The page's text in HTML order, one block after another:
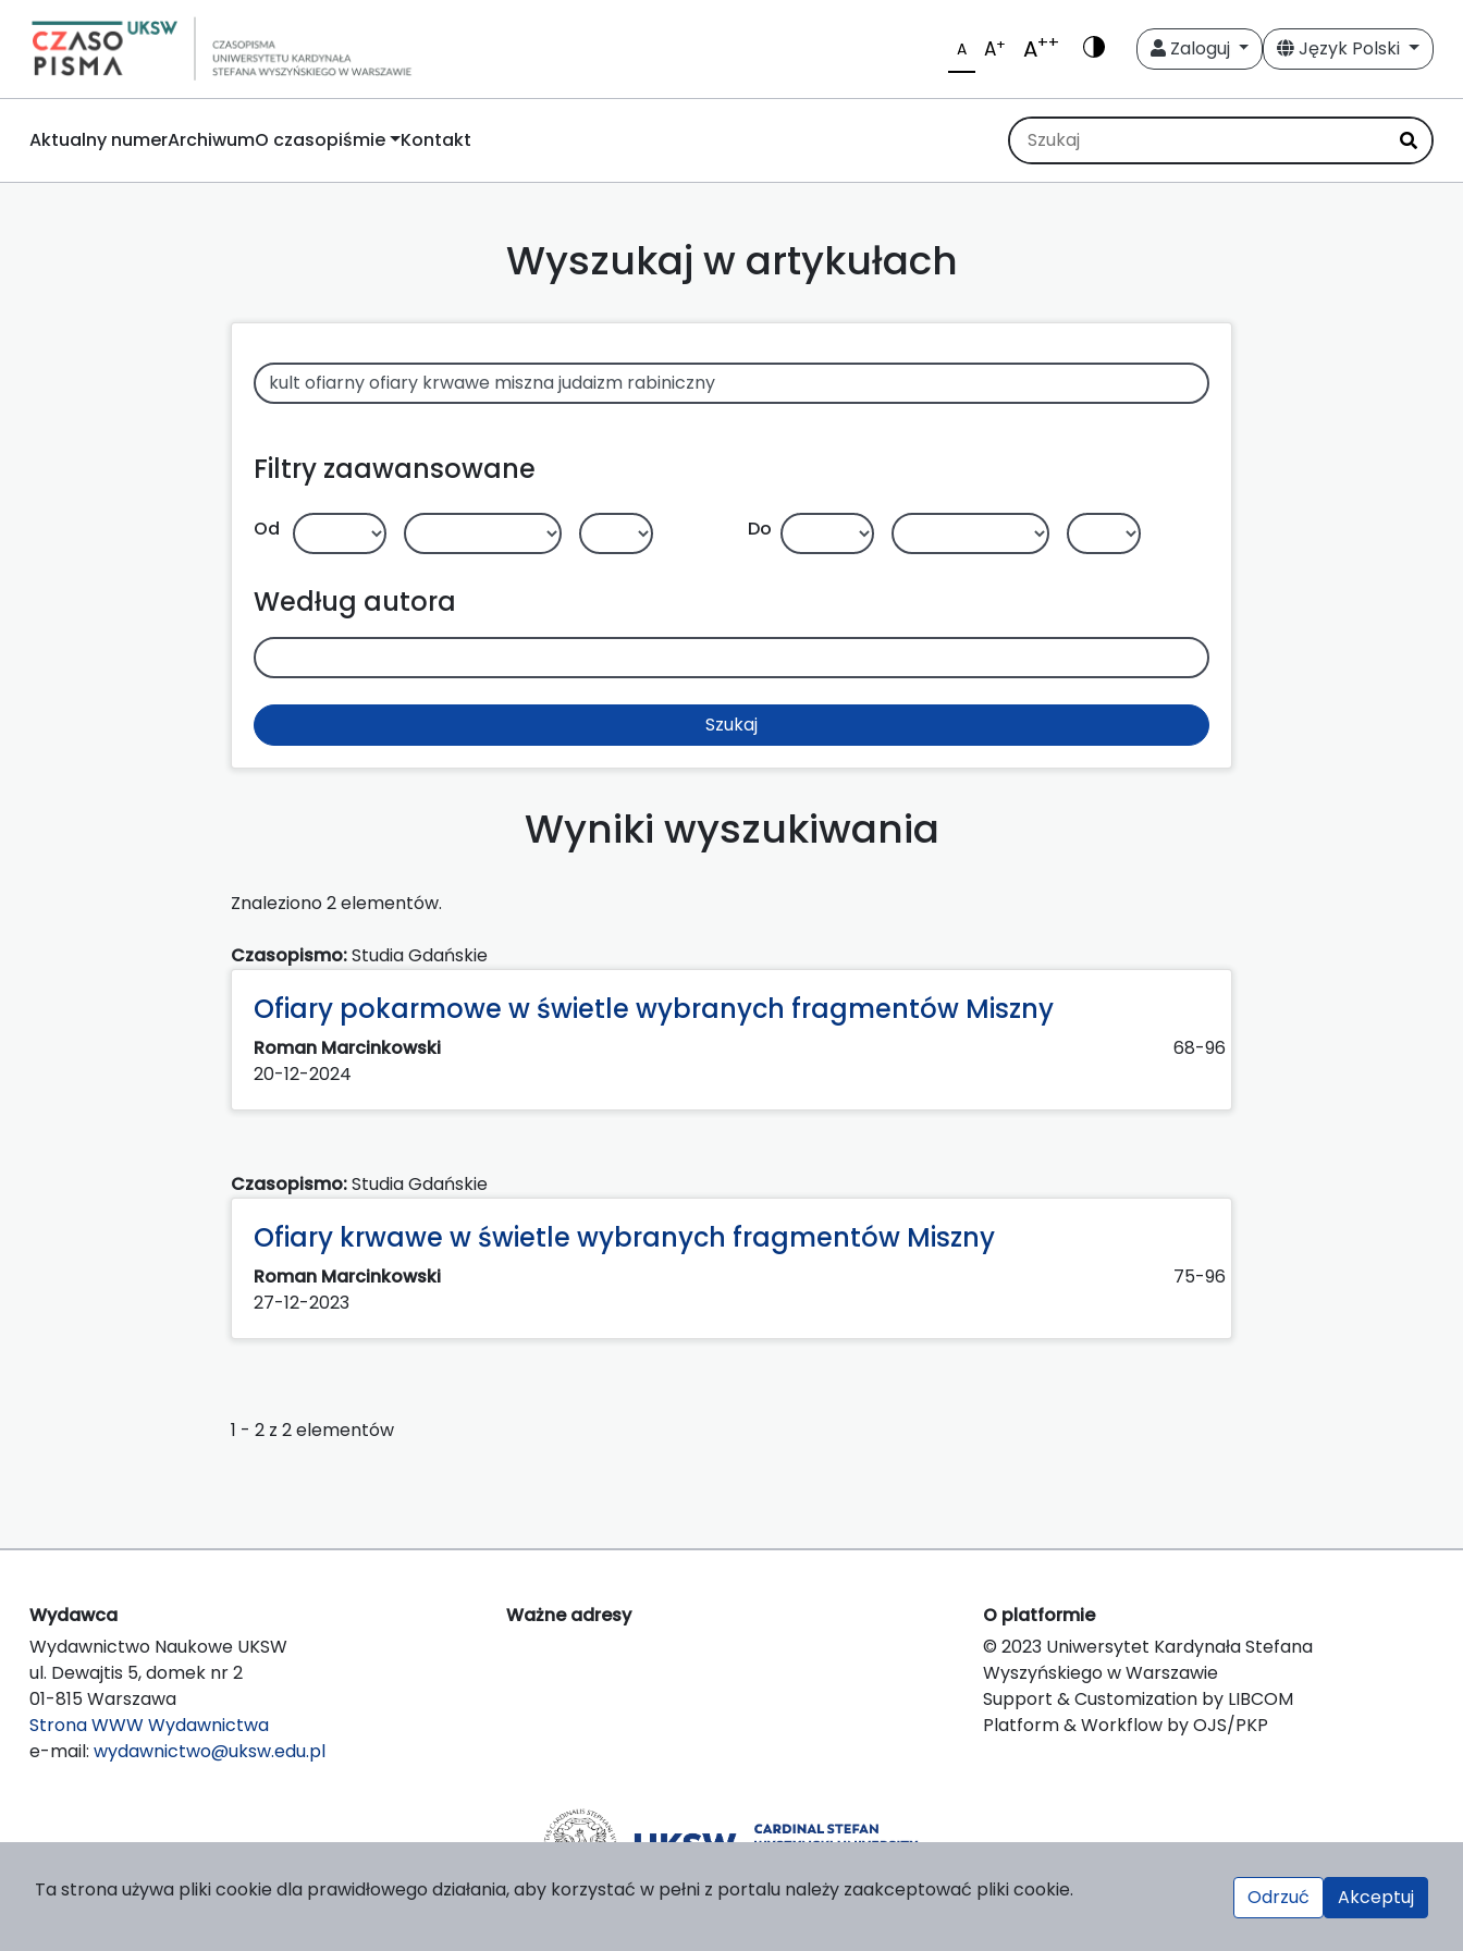
A A+ A++ Zaloguj Język Polski
Aktualny numerArchiwumO czasopiśmie Kontakt
Wyszukaj w artykułach
Filtry zaawansowane
Od Do
Według autora
Szukaj
Wyniki wyszukiwania
Znaleziono 2 elementów.
Czasopismo:Studia Gdańskie
Ofiary pokarmowe w świetle wybranych fragmentów Miszny
Roman Marcinkowski
68-96
20-12-2024
Czasopismo:Studia Gdańskie
Ofiary krwawe w świetle wybranych fragmentów Miszny
Roman Marcinkowski
75-96
27-12-2023
1 - 2 z 2 elementów
Wydawca
Wydawnictwo Naukowe UKSW
ul. Dewajtis 5, domek nr 2
01-815 Warszawa
Strona WWW Wydawnictwa
e-mail: wydawnictwo@uksw.edu.pl
Ważne adresy
O platformie
© 2023 Uniwersytet Kardynała Stefana
Wyszyńskiego w Warszawie
Support & Customization by LIBCOM
Platform & Workflow by OJS/PKP
Ta strona używa pliki cookie dla prawidłowego działania, aby korzystać w pełni z portalu należy zaakceptować pliki cookie. Odrzuć Akceptuj